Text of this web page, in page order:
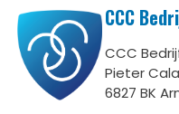
CCC
CCC
Pieter
6827 BK